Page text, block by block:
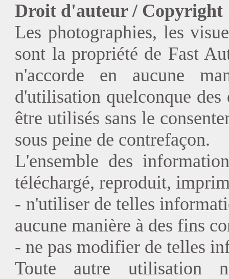
Droit d'auteur / Copyright
Les photographies, les
sont la propriété de Fast
n'accorde en aucune
d'utilisation quelconque
être utilisés sans le
sous peine de contrefaçon.
L'ensemble des
téléchargé, reproduit,
- n'utiliser de telles
aucune manière à des fins
- ne pas modifier de telles
Toute autre utilisation